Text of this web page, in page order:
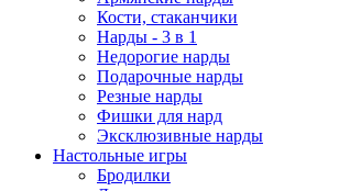
Кости, стаканчики
Нарды - 3 в 1
Недорогие нарды
Подарочные нарды
Резные нарды
Фишки для нард
Эксклюзивные нарды
Настольные игры
Бродилки